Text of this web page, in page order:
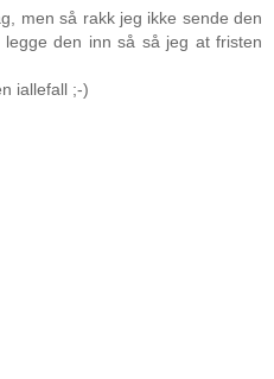
men så rakk jeg ikke sende den
den inn så så jeg at fristen
iallefall ;-)